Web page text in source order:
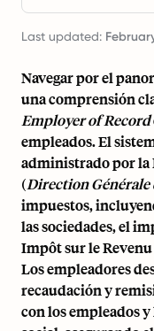
Last updated:
Navegar por el
una comprensión
Employer of Record
empleados. El
administrado por la
(Direction Générale
impuestos,
las sociedades, el
Impôt sur le Revenu
Los empleadores
recaudación y
con los empleados